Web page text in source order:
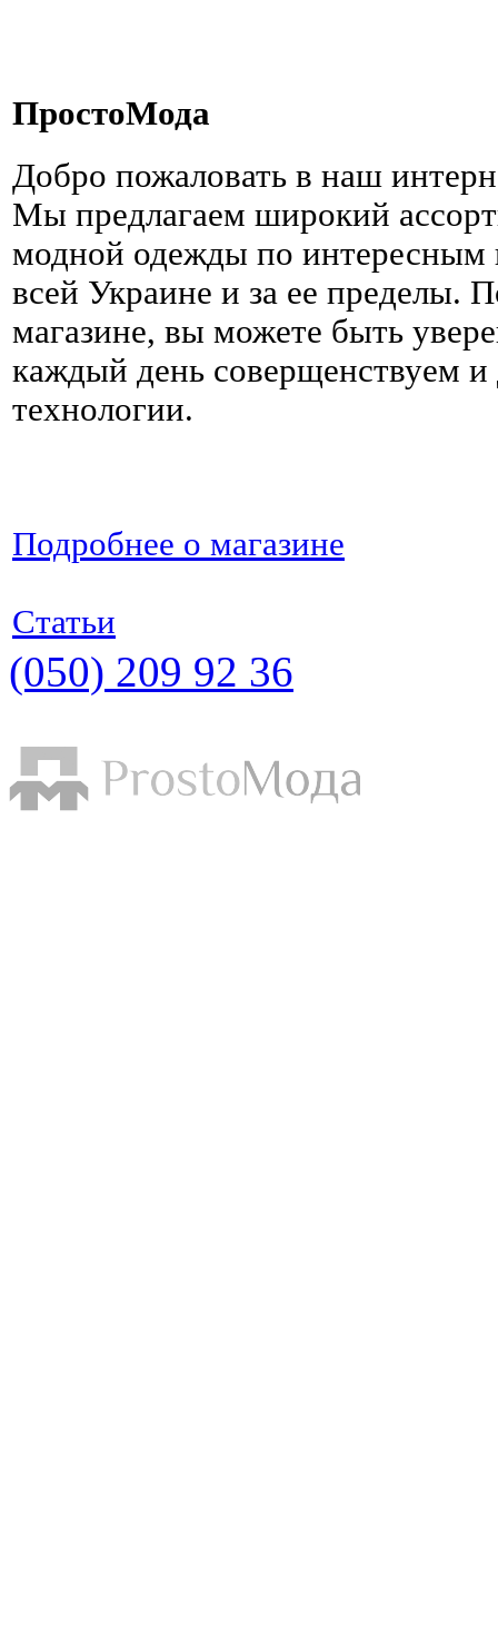
ПростоМода
Добро пожаловать в наш
Мы предлагаем широкий
модной одежды по интересным
всей Украине и за ее пределы.
магазине, вы можете быть
каждый день соверщенствуем и
технологии.
Подробнее о магазине
Статьи
(050) 209 92 36